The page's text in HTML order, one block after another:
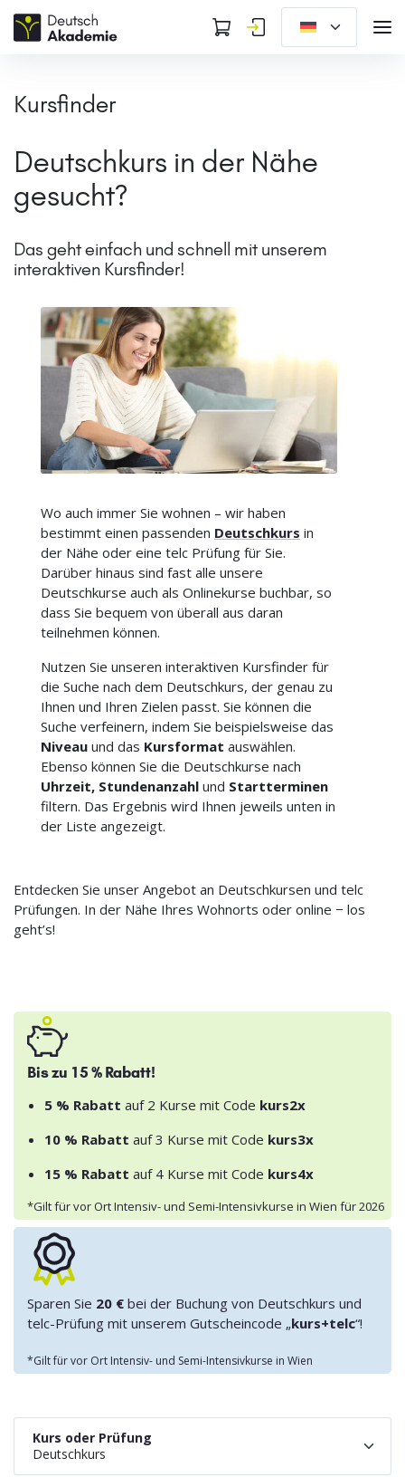
Kursfinder
Deutschkurs in der Nähe
gesucht?
Das geht einfach und schnell mit unserem
interaktiven Kursfinder!
Wo auch immer Sie wohnen – wir haben
bestimmt einen passenden Deutschkurs in
der Nähe oder eine telc Prüfung für Sie.
Darüber hinaus sind fast alle unsere
Deutschkurse auch als Onlinekurse buchbar, so
dass Sie bequem von überall aus daran
teilnehmen können.
Nutzen Sie unseren interaktiven Kursfinder für
die Suche nach dem Deutschkurs, der genau zu
Ihnen und Ihren Zielen passt. Sie können die
Suche verfeinern, indem Sie beispielsweise das
Niveau und das Kursformat auswählen.
Ebenso können Sie die Deutschkurse nach
Uhrzeit, Stundenanzahl und Startterminen
filtern. Das Ergebnis wird Ihnen jeweils unten in
der Liste angezeigt.
Entdecken Sie unser Angebot an Deutschkursen und telc
Prüfungen. In der Nähe Ihres Wohnorts oder online − los
geht’s!
Bis zu 15 % Rabatt!
5 % Rabatt auf 2 Kurse mit Code kurs2x
10 % Rabatt auf 3 Kurse mit Code kurs3x
15 % Rabatt auf 4 Kurse mit Code kurs4x
*Gilt für vor Ort Intensiv- und Semi-Intensivkurse in Wien für 2026
Sparen Sie 20 € bei der Buchung von Deutschkurs und
telc-Prüfung mit unserem Gutscheincode „kurs+telc“!
*Gilt für vor Ort Intensiv- und Semi-Intensivkurse in Wien
Kurs oder Prüfung
Deutschkurs